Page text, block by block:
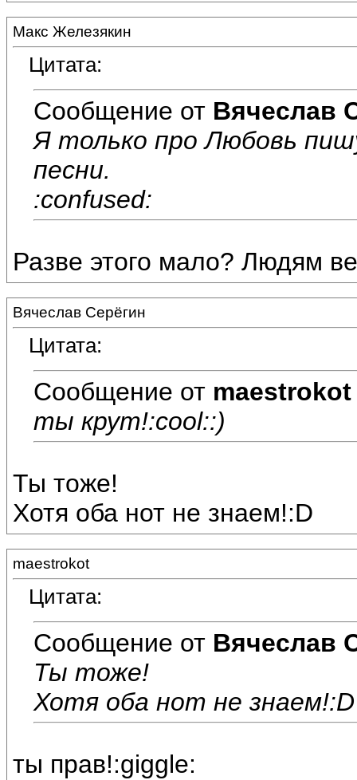
Макс Железякин
Цитата:
Сообщение от Вячеслав
Я только про Любовь
песни.
:confused:
Разве этого мало? Людям
Вячеслав Серёгин
Цитата:
Сообщение от maestrokot
ты крут!:cool::)
Ты тоже!
Хотя оба нот не знаем!:D
maestrokot
Цитата:
Сообщение от Вячеслав
Ты тоже!
Хотя оба нот не знаем!:D
ты прав!:giggle: